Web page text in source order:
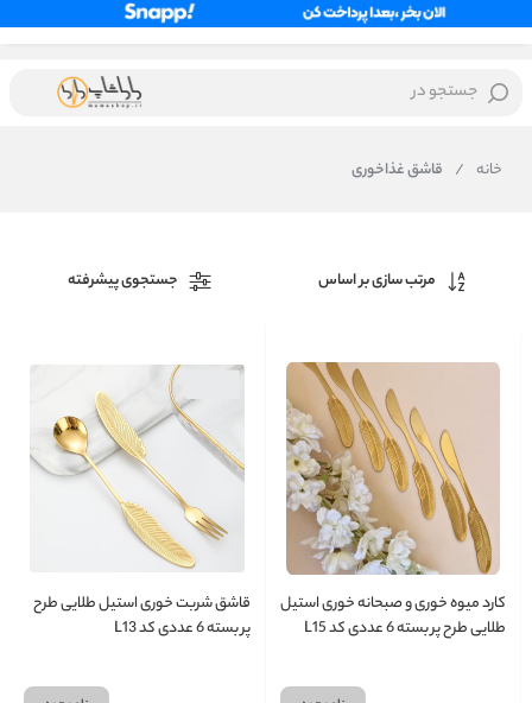
جستجو در
خانه / قاشق غذاخوری
مرتب سازی بر اساس جستجوی پیشرفته
کارد میوه خوری و صبحانه خوری استیل
طلایی طرح پر بسته 6 عددی کد L15
قاشق شربت خوری استیل طلایی طرح
پر بسته 6 عددی کد L13